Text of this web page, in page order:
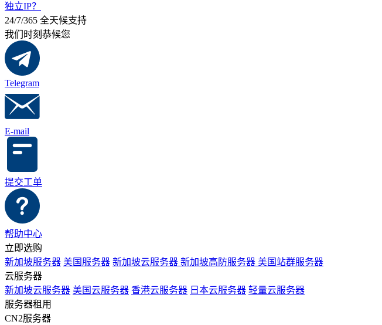
独立IP？
24/7/365 全天候支持
我们时刻恭候您
Telegram
E-mail
提交工单
帮助中心
立即选购
新加坡服务器 美国服务器 新加坡云服务器 新加坡高防服务器 美国站群服务器
云服务器
新加坡云服务器 美国云服务器 香港云服务器 日本云服务器 轻量云服务器
服务器租用
CN2服务器